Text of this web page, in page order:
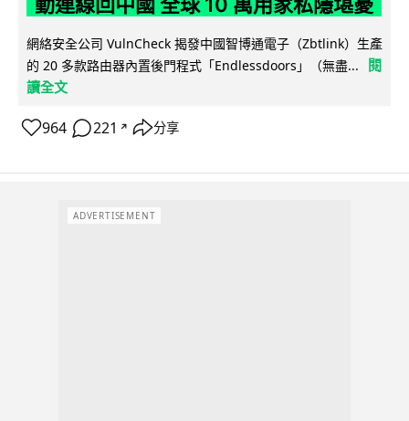
網絡安全公司 VulnCheck 揭發中國智博通電子（Zbtlink）生產
的 20 多款路由器內置後門程式「Endlessdoors」（無盡...
閱
讀全文
964 221 ↗ 分享
ADVERTISEMENT